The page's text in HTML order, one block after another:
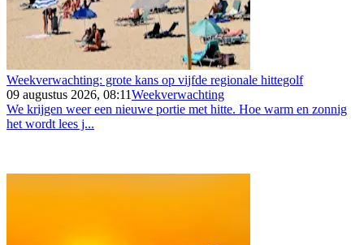
Weekverwachting: grote kans op vijfde regionale hittegolf
09 augustus 2026, 08:11Weekverwachting
We krijgen weer een nieuwe portie met hitte. Hoe warm en zonnig
het wordt lees j...